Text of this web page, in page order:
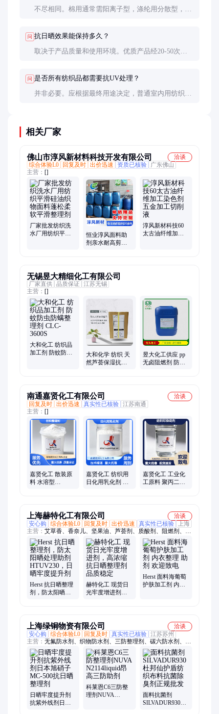
不尽相同。棉用通常需阳离子型，涤纶用分散型，混
问 抗日晒效果能保持多久？
取决于产品质量和使用环境。优质产品经20-50次洗
问 是否所有纺织品都需要抗UV处理？
并非必要。应根据最终用途决定，普通室内用纺织品
相关厂家
佛山市淳风新材料科技开发有限公司
洽谈
综合体验L0
回复及时 出价迅速 资质已核验
广东佛山
主营： []
厂家批发纺织洗
水厂用纺织平滑
恒业淳风面料助
剂亲水耐高剪切
淳风新材科技60
太古油纤维加工
无锡昱大精细化工有限公司
厂家直供 品质保证 江苏无锡
主营： []
大和化工 纺织品
加工剂 防蚊防虫
大和化学 纺织 天
然芦荟保湿抗菌
昱大化工供应 pp
无卤阻燃剂 防火
南通嘉贤化工有限公司
洽谈
回复及时 出价迅速 真实性已核验 江苏南通
主营： []
嘉贤化工 散装原
料 水溶型
嘉贤化工 纺织用
日化用乳化剂 O-
嘉贤化工 工业化
工原料 聚丙二醇
上海赫特化工有限公司
洽谈
安心购
综合体验L0 回复及时 出价迅速 真实性已核验
上海
主营： 艾草香、香奈儿、坚果油、芦荟剂、质酸剂、阻燃剂、防
螨剂、加工剂、防蚊剂、防虫剂、抗菌剂、整理剂、除菌剂、免
烫剂、冷感剂、防霉剂、防火剂、消臭剂、香味剂、抗螨剂、防
菌剂、百合花、印花浆、微胶囊、抗紫外线
Herst 抗日晒整理
剂，防太阳晒处
赫特化工 现货日
光牢度增进剂，
Herst 面料海葡萄
护肤加工剂 内衣
上海绿铜物资有限公司
洽谈
安心购
综合体验L0 回复及时 真实性已核验 江苏苏州
主营： 无氟防水剂、织物防水剂、三防整理剂、碳六防水剂、银
离子抗菌剂、杜邦抗菌剂、吸湿排汗剂、抗紫外线剂、防蚊虫整
理剂、织物抗菌剂、防水防油剂、C8防水剂、易去污剂、特氟龙
三防、杜邦三防
日晒牢度提升剂
抗紫外线剂日本
科莱恩C6三防整
理剂NUVA
面料抗菌剂
SILVADUR930杜